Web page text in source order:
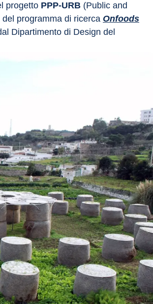
progetto PPP-URB (Public and
programma di ricerca Onfoods
Dipartimento di Design del